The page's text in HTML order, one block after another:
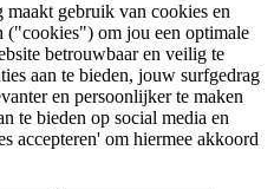
gebruik van cookies en
("cookies") om jou een optimale
betrouwbaar en veilig te
aan te bieden, jouw surfgedrag
en persoonlijker te maken
te bieden op social media en
accepteren' om hiermee akkoord